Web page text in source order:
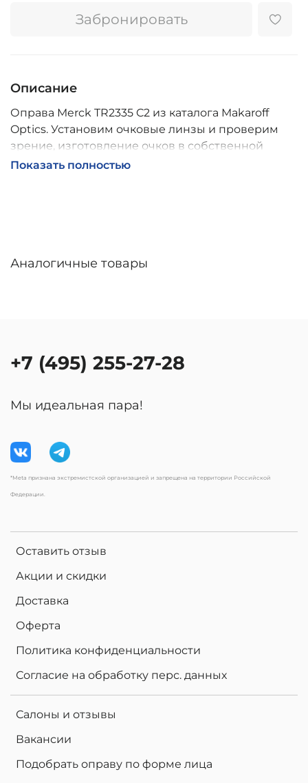
Забронировать
Описание
Оправа Merck TR2335 C2 из каталога Makaroff
Optics. Установим очковые линзы и проверим
зрение, изготовление очков в собственной
мастерской, обычно 2–5 дней, индивидуальные
Показать полностью
Аналогичные товары
Оставить отзыв
Акции и скидки
Доставка
Оферта
Политика конфиденциальности
Согласие на обработку перс. данных
Салоны и отзывы
Вакансии
Подобрать оправу по форме лица
+7 (495) 255-27-28
Мы идеальная пара!
*Meta признана экстремистской организацией и запрещена на территории Российской
Федерации.